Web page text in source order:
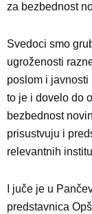
za bezbednost
Svedoci smo
ugroženosti
poslom i
to je i dovelo do
bezbednost
prisustvuju i
relevantnih
I juče je u
predstavnica